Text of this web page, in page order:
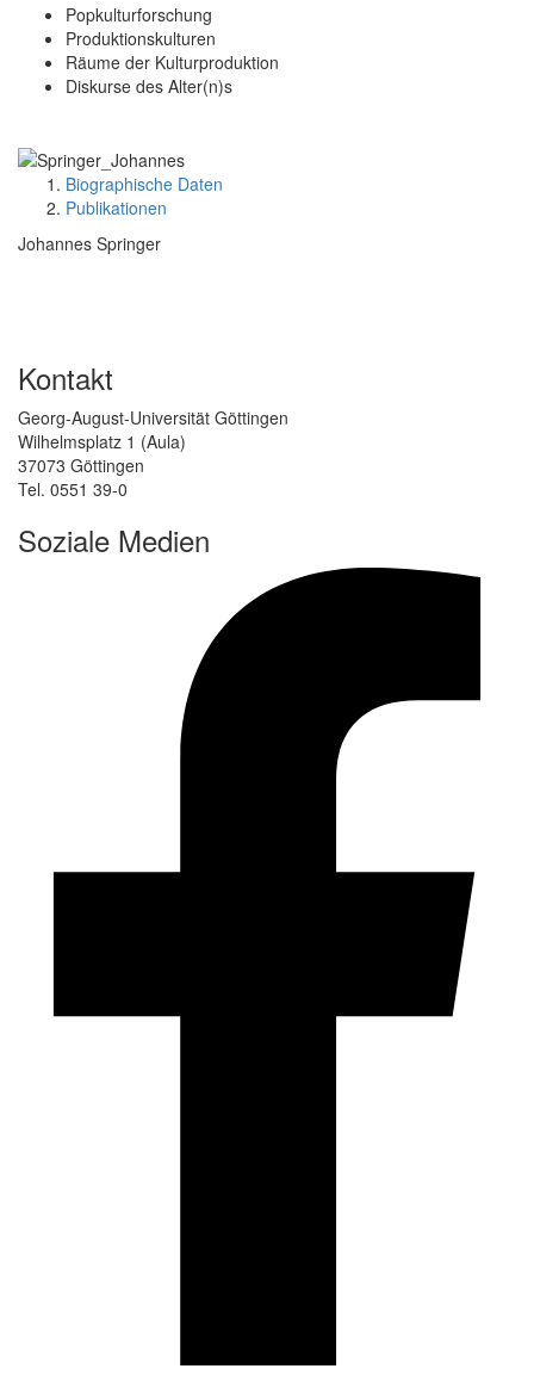
Popkulturforschung
Produktionskulturen
Räume der Kulturproduktion
Diskurse des Alter(n)s
Biographische Daten
Publikationen
Johannes Springer
Kontakt
Georg-August-Universität Göttingen
Wilhelmsplatz 1 (Aula)
37073 Göttingen
Tel. 0551 39-0
Soziale Medien